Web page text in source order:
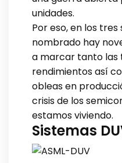
unidades.
Por eso, en los
nombrado hay
a marcar tanto las
rendimientos así
obleas en
crisis de los
estamos viviendo.
Sistemas